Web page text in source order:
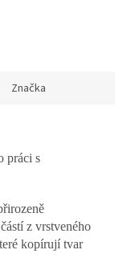
Značka
práci s
z vrstveného
kopírují tvar